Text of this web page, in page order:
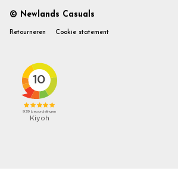
© Newlands Casuals
Retourneren Cookie statement